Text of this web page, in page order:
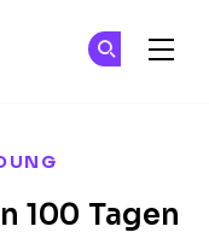
100 Tagen